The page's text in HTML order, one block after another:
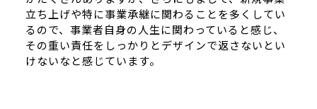
立ち上げや特に事業承継に関わることを多くしてい
るので、事業者自身の人生に関わっていると感じ、
その重い責任をしっかりとデザインで返さないとい
けないなと感じています。